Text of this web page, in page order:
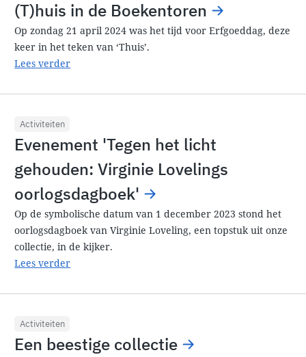
(T)huis in de Boekentoren
Op zondag 21 april 2024 was het tijd voor Erfgoeddag, deze
keer in het teken van ‘Thuis’.
Lees verder
Activiteiten
Evenement 'Tegen het licht
gehouden: Virginie Lovelings
oorlogsdagboek'
Op de symbolische datum van 1 december 2023 stond het
oorlogsdagboek van Virginie Loveling, een topstuk uit onze
collectie, in de kijker.
Lees verder
Activiteiten
Een beestige collectie